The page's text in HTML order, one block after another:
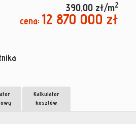
390,00 zł/m2
cena: 12 870 000 zł
Kalkulator
kosztów